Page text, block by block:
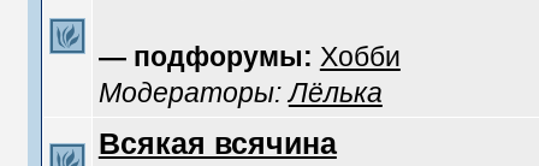
— подфорумы: Хобби
Модераторы:Лёлька
Всякая всячина